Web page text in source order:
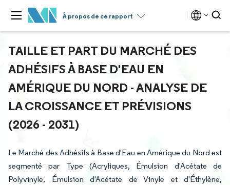
À propos de ce rapport
TAILLE ET PART DU MARCHÉ DES
ADHÉSIFS À BASE D'EAU EN
AMÉRIQUE DU NORD - ANALYSE DE
LA CROISSANCE ET PRÉVISIONS
(2026 - 2031)
Le Marché des Adhésifs à Base d'Eau en Amérique du Nord est
segmenté par Type (Acryliques, Émulsion d'Acétate de
Polyvinyle, Émulsion d'Acétate de Vinyle et d'Éthylène,